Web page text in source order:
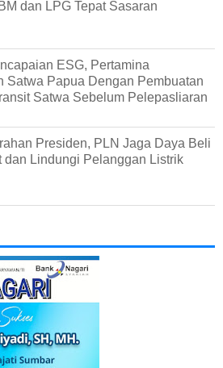
dan LPG Tepat Sasaran
ESG, Pertamina
Satwa Papua Dengan Pembuatan
Satwa Sebelum Pelepasliaran
Presiden, PLN Jaga Daya Beli
dan Lindungi Pelanggan Listrik